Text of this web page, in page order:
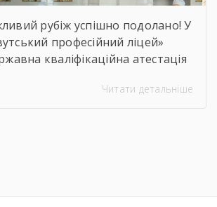
рубіж успішно подолано! У
професійний ліцей»
кваліфікаційна атестація
кожною стравою, кожним
кухарів і кондитерів із […]
Читати детальніше